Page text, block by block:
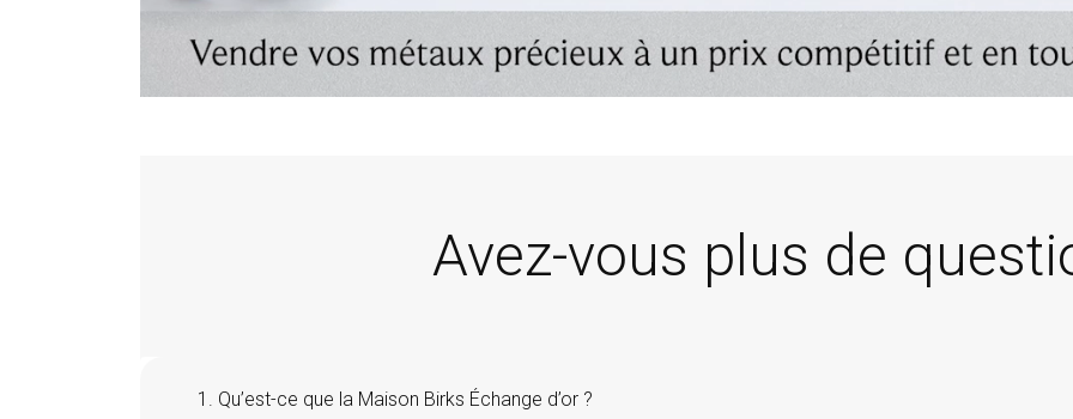
Avez-vous plus de
1. Qu’est-ce que la Maison Birks Échange d’or ?